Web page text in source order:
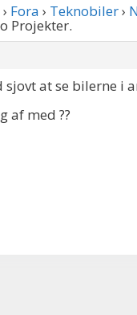
› Fora › Teknobiler›
Projekter.
sjovt at se bilerne i
af med ??